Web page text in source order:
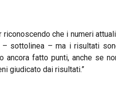
che i numeri
– sottolinea – ma i risultati
ancora fatto punti, anche se
giudicato dai risultati.”